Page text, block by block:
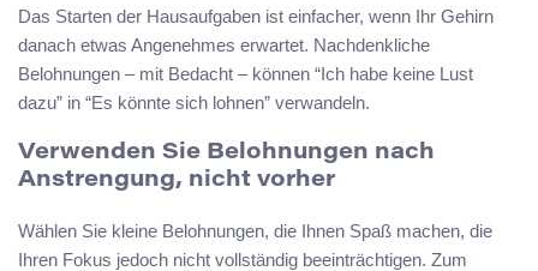
Das Starten der Hausaufgaben ist einfacher, wenn Ihr Gehirn
danach etwas Angenehmes erwartet. Nachdenkliche
Belohnungen – mit Bedacht – können “Ich habe keine Lust
dazu” in “Es könnte sich lohnen” verwandeln.
Verwenden Sie Belohnungen nach
Anstrengung, nicht vorher
Wählen Sie kleine Belohnungen, die Ihnen Spaß machen, die
Ihren Fokus jedoch nicht vollständig beeinträchtigen. Zum